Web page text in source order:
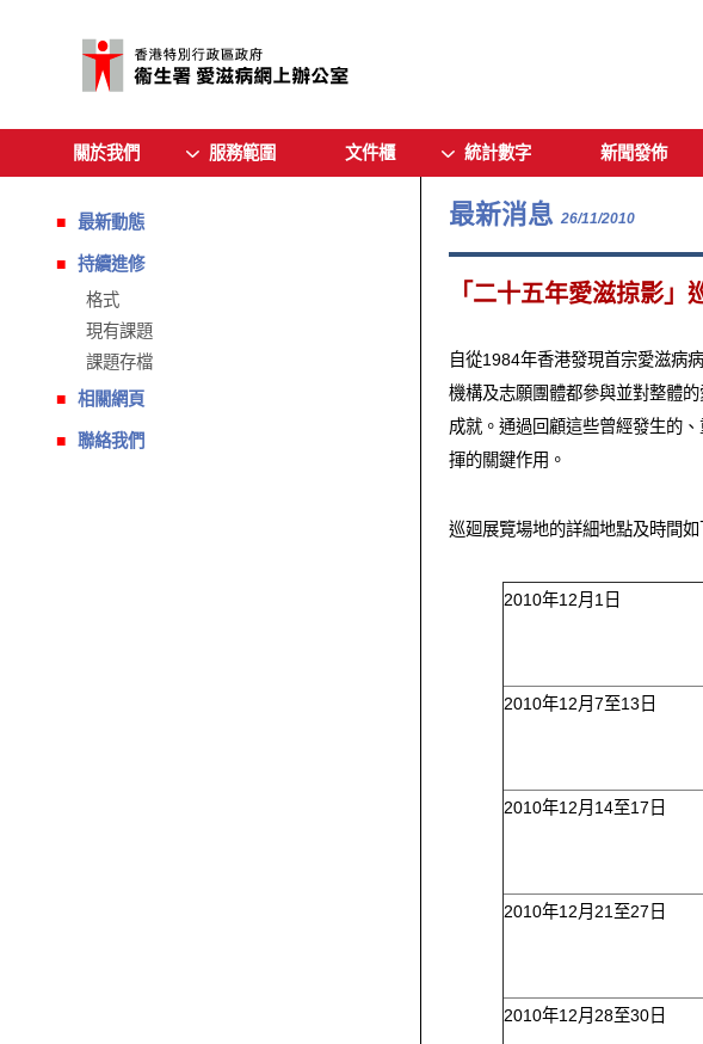
關於我們 服務範圍 文件櫃 統計數字 新聞發佈
最新動態
持續進修
格式
現有課題
課題存檔
相關網頁
聯絡我們
最新消息 26/11/2010
「二十五年愛滋掠影」
自從1984年香港發現首宗愛滋病
機構及志願團體都參與並對整體
成就。通過回顧這些曾經發生的
揮的關鍵作用。
巡廻展覽場地的詳細地點及時間如
2010年12月1日
2010年12月7至13日
2010年12月14至17日
2010年12月21至27日
2010年12月28至30日